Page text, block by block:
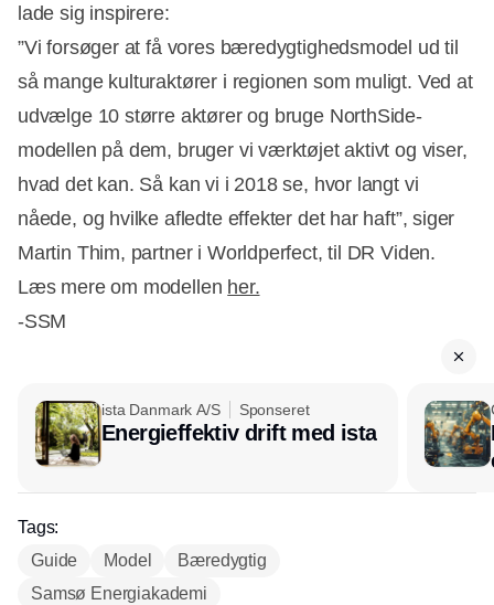
lade sig inspirere:
”Vi forsøger at få vores bæredygtighedsmodel ud til
så mange kulturaktører i regionen som muligt. Ved at
udvælge 10 større aktører og bruge NorthSide-
modellen på dem, bruger vi værktøjet aktivt og viser,
hvad det kan. Så kan vi i 2018 se, hvor langt vi
nåede, og hvilke afledte effekter det har haft”, siger
Martin Thim, partner i Worldperfect, til DR Viden.
Læs mere om modellen her.
-SSM
ista Danmark A/S Sponseret
Energieffektiv drift med ista
Tags:
Guide
Model
Bæredygtig
Samsø Energiakademi